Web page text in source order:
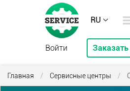
RU
Войти
Главная / Сервисные центры /